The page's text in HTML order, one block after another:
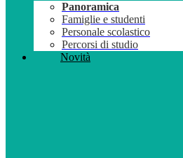
Panoramica
Famiglie e studenti
Personale scolastico
Percorsi di studio
Novità